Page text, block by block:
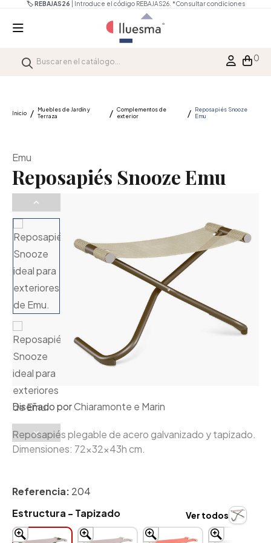
🏷️ REBAJAS26 | Introduce el código REBAJAS26. *Consultar condiciones
0
Inicio
Muebles de Jardín y
Terraza
Complementos de
exterior
Reposapiés Snooze
Emu
Emu
Reposapiés Snooze Emu
Diseñado porChiaramonte e Marin
Reposapiés plegable de acero galvanizado y tapizado.
Dimensiones: 72x32x43h cm.
Referencia: 204
Estructura - Tapizado
Ver todos